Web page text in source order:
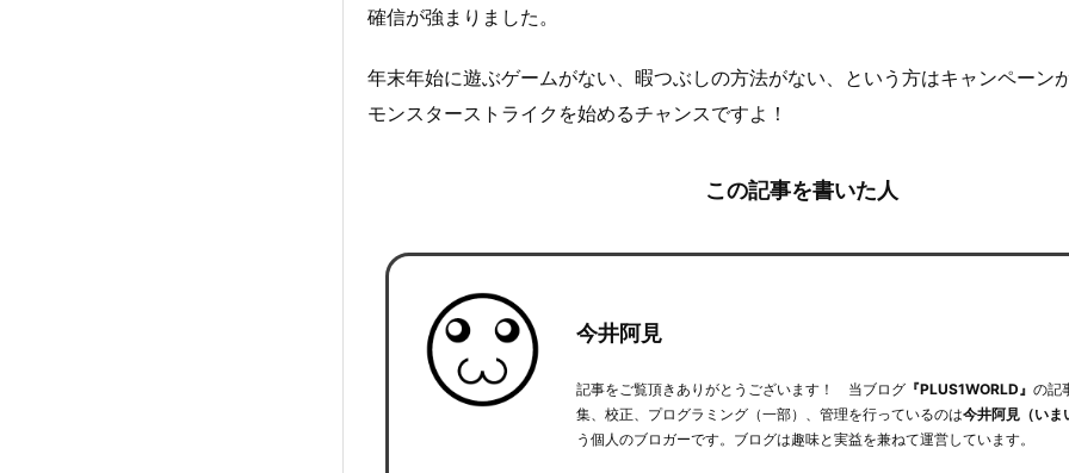
確信が強まりました。
年末年始に遊ぶゲームがない、暇つぶしの方法がない、という方はキャンペーン
モンスターストライクを始めるチャンスですよ！
この記事を書いた人
今井阿見
記事をご覧頂きありがとうございます！ 当ブログ『PLUS1WORLD』 の記
集、校正、プログラミング（一部）、管理を行っているのは今井阿見（いま
う個人のブロガーです。ブログは趣味と実益を兼ねて運営しています。